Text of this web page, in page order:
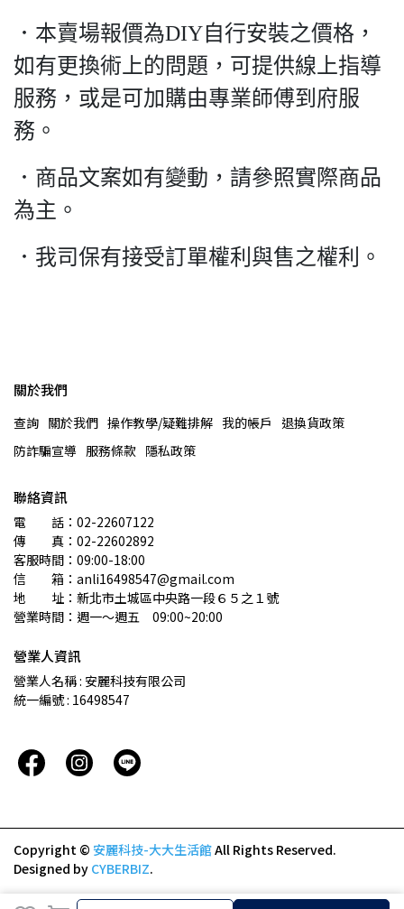
．本賣場報價為DIY自行安裝之價格，
如有更換術上的問題，可提供線上指導
服務，或是可加購由專業師傅到府服
務。
．商品文案如有變動，請參照實際商品
為主。
．我司保有接受訂單權利與售之權利。
關於我們
查詢 關於我們 操作教學/疑難排解 我的帳戶
退換貨政策
防詐騙宣導 服務條款 隱私政策
聯絡資訊
電　　話：02-22607122
傳　　真：02-22602892
客服時間：09:00-18:00
信　　箱：anli16498547@gmail.com
地　　址：新北市土城區中央路一段６５之１號
營業時間：週一～週五　09:00~20:00
營業人資訊
營業人名稱 : 安麗科技有限公司
統一編號 : 16498547
Copyright © 安麗科技-大大生活館All Rights Reserved.
Designed by CYBERBIZ.